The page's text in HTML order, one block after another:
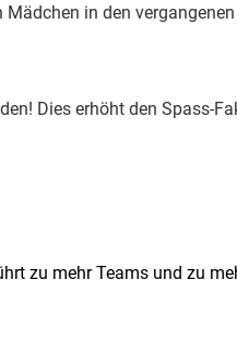
in den
Dies erhöht den Spass-
zu mehr Teams und zu